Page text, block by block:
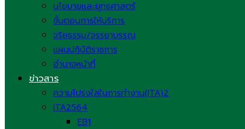
นโยบายและยุทธศาสตร์
ขั้นตอนการให้บริการ
จริยธรรม/จรรยาบรรณ
แผนปฏิบัติราชการ
อำนาจหน้าที่
ข่าวสาร
ความโปร่งใสในการทำงาน(ITA)2
ITA2564
EB1